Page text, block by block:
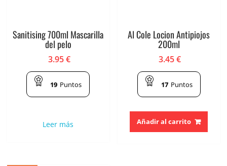
Sanitising 700ml Mascarilla
del pelo
3.95€
19 Puntos
Leer más
Al Cole Locion Antipiojos
200ml
3.45€
17 Puntos
Añadir al carrito